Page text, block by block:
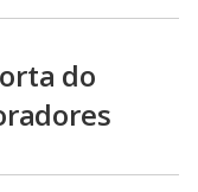
do